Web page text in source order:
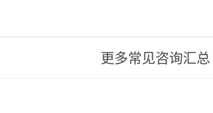
更多常见咨询汇总